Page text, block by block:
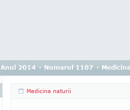
Anul 2014 › Numarul 1107 ›
Medicina naturii